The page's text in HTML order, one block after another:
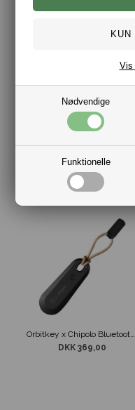
Nødvendige
Funktionelle
Vis
DKK 299,00
Orbitkey x Chipolo Bluetooth Tracker V2 Sort
DKK 369,00